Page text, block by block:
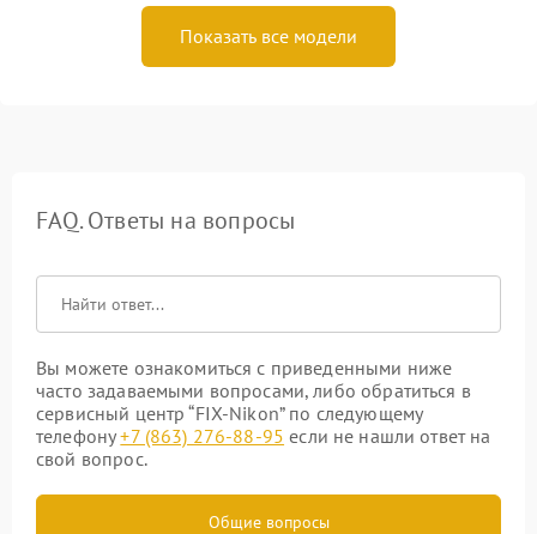
Показать все модели
FAQ. Ответы на вопросы
Вы можете ознакомиться с приведенными ниже
часто задаваемыми вопросами, либо обратиться в
сервисный центр “FIX-Nikon” по следующему
телефону+7 (863) 276-88-95 если не нашли ответ на
свой вопрос.
Общие вопросы